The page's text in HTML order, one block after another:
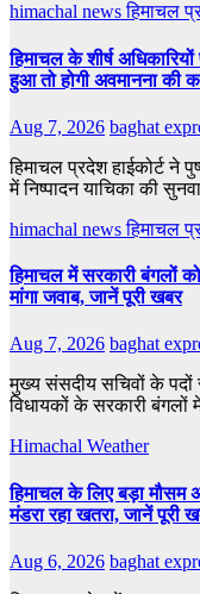
himachal newsहिमाचल
हिमाचल के शीर्ष
हुआ तो होगी अवमानना की
Aug 7, 2026 baghat
हिमाचल प्रदेश हाईकोर्ट ने
में निष्पादन याचिका की
himachal newsहिमाचल
हिमाचल में सरकारी बंगलों
मांगा जवाब, जानें पूरी खबर
Aug 7, 2026 baghat
मुख्य संसदीय सचिवों के पदों
विधायकों के सरकारी बंगलों
Himachal Weather
हिमाचल के लिए बड़ा मौसम
मंडरा रहा खतरा, जानें पूरी
Aug 6, 2026 baghat